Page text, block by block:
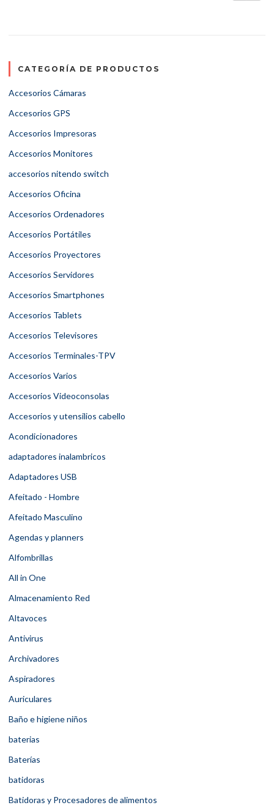
CATEGORÍA DE PRODUCTOS
Accesorios Cámaras
Accesorios GPS
Accesorios Impresoras
Accesorios Monitores
accesorios nitendo switch
Accesorios Oficina
Accesorios Ordenadores
Accesorios Portátiles
Accesorios Proyectores
Accesorios Servidores
Accesorios Smartphones
Accesorios Tablets
Accesorios Televisores
Accesorios Terminales-TPV
Accesorios Varios
Accesorios Videoconsolas
Accesorios y utensilios cabello
Acondicionadores
adaptadores inalambricos
Adaptadores USB
Afeitado - Hombre
Afeitado Masculino
Agendas y planners
Alfombrillas
All in One
Almacenamiento Red
Altavoces
Antivirus
Archivadores
Aspiradores
Auriculares
Baño e higiene niños
baterias
Baterías
batidoras
Batidoras y Procesadores de alimentos